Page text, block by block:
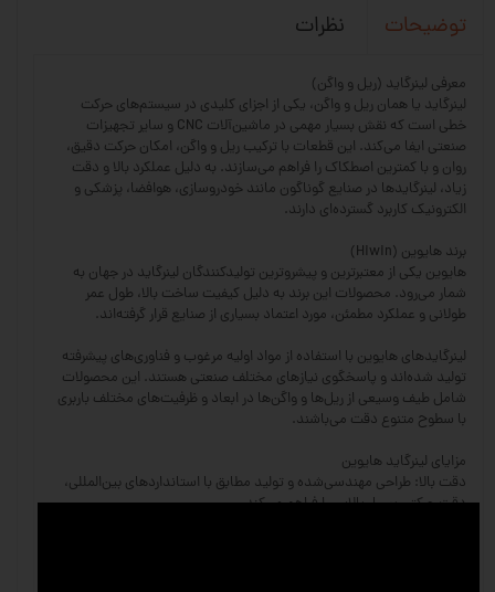
توضیحات نظرات
معرفی لینرگاید (ریل و واگن)
لینرگاید یا همان ریل و واگن، یکی از اجزای کلیدی در سیستم‌های حرکت
خطی است که نقش بسیار مهمی در ماشین‌آلات CNC و سایر تجهیزات
صنعتی ایفا می‌کند. این قطعات با ترکیب ریل و واگن، امکان حرکت دقیق،
روان و با کمترین اصطکاک را فراهم می‌سازند. به دلیل عملکرد بالا و دقت
زیاد، لینرگایدها در صنایع گوناگون مانند خودروسازی، هوافضا، پزشکی و
الکترونیک کاربرد گسترده‌ای دارند.
برند هایوین (Hiwin)
هایوین یکی از معتبرترین و پیشروترین تولیدکنندگان لینرگاید در جهان به
شمار می‌رود. محصولات این برند به دلیل کیفیت ساخت بالا، طول عمر
طولانی و عملکرد مطمئن، مورد اعتماد بسیاری از صنایع قرار گرفته‌اند.
لینرگایدهای هایوین با استفاده از مواد اولیه مرغوب و فناوری‌های پیشرفته
تولید شده‌اند و پاسخگوی نیازهای مختلف صنعتی هستند. این محصولات
شامل طیف وسیعی از ریل‌ها و واگن‌ها در ابعاد و ظرفیت‌های مختلف باربری
با سطوح متنوع دقت می‌باشند.
مزایای لینرگاید هایوین
دقت بالا: طراحی مهندسی‌شده و تولید مطابق با استانداردهای بین‌المللی،
دقت حرکتی بسیار بالایی را فراهم می‌کند.